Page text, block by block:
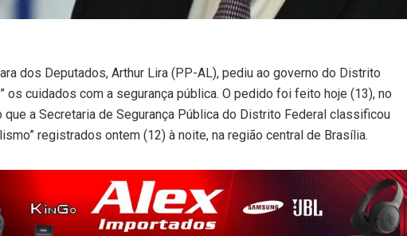
dos Deputados, Arthur Lira (PP-AL), pediu ao governo do Distrito
os cuidados com a segurança pública. O pedido foi feito hoje (13), no
que a Secretaria de Segurança Pública do Distrito Federal classificou
registrados ontem (12) à noite, na região central de Brasília.